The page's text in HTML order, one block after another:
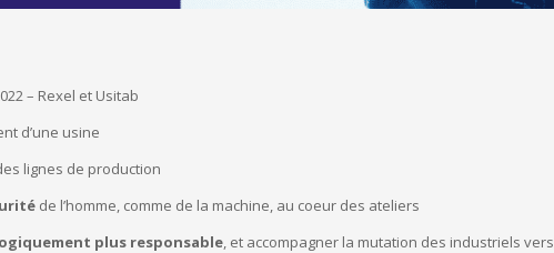
– Rexel et Usitab
d’une usine
lignes de production
de l’homme, comme de la machine, au coeur des ateliers
plus responsable, et accompagner la mutation des industriels vers